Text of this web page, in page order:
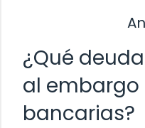
¿Qué
al
bancarias?